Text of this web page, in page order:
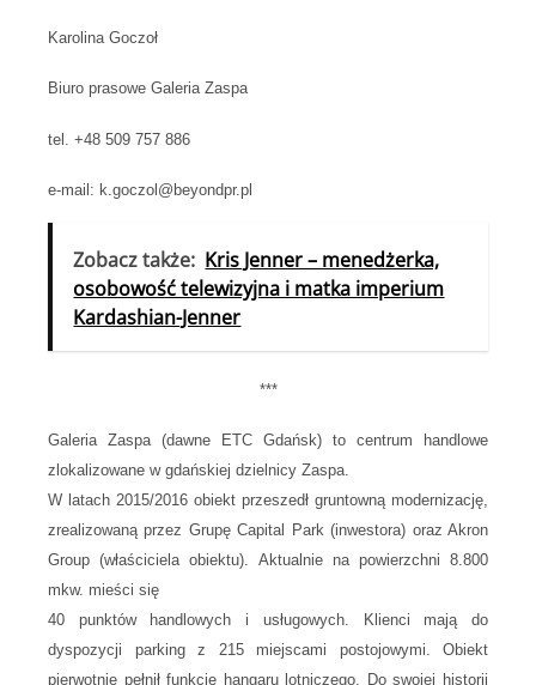
Karolina Goczoł
Biuro prasowe Galeria Zaspa
tel. +48 509 757 886
e-mail: k.goczol@beyondpr.pl
Zobacz także: Kris Jenner – menedżerka,
osobowość telewizyjna i matka imperium
Kardashian-Jenner
***
Galeria Zaspa (dawne ETC Gdańsk) to centrum handlowe
zlokalizowane w gdańskiej dzielnicy Zaspa.
W latach 2015/2016 obiekt przeszedł gruntowną modernizację,
zrealizowaną przez Grupę Capital Park (inwestora) oraz Akron
Group (właściciela obiektu). Aktualnie na powierzchni 8.800
mkw. mieści się
40 punktów handlowych i usługowych. Klienci mają do
dyspozycji parking z 215 miejscami postojowymi. Obiekt
pierwotnie pełnił funkcję hangaru lotniczego. Do swojej historii